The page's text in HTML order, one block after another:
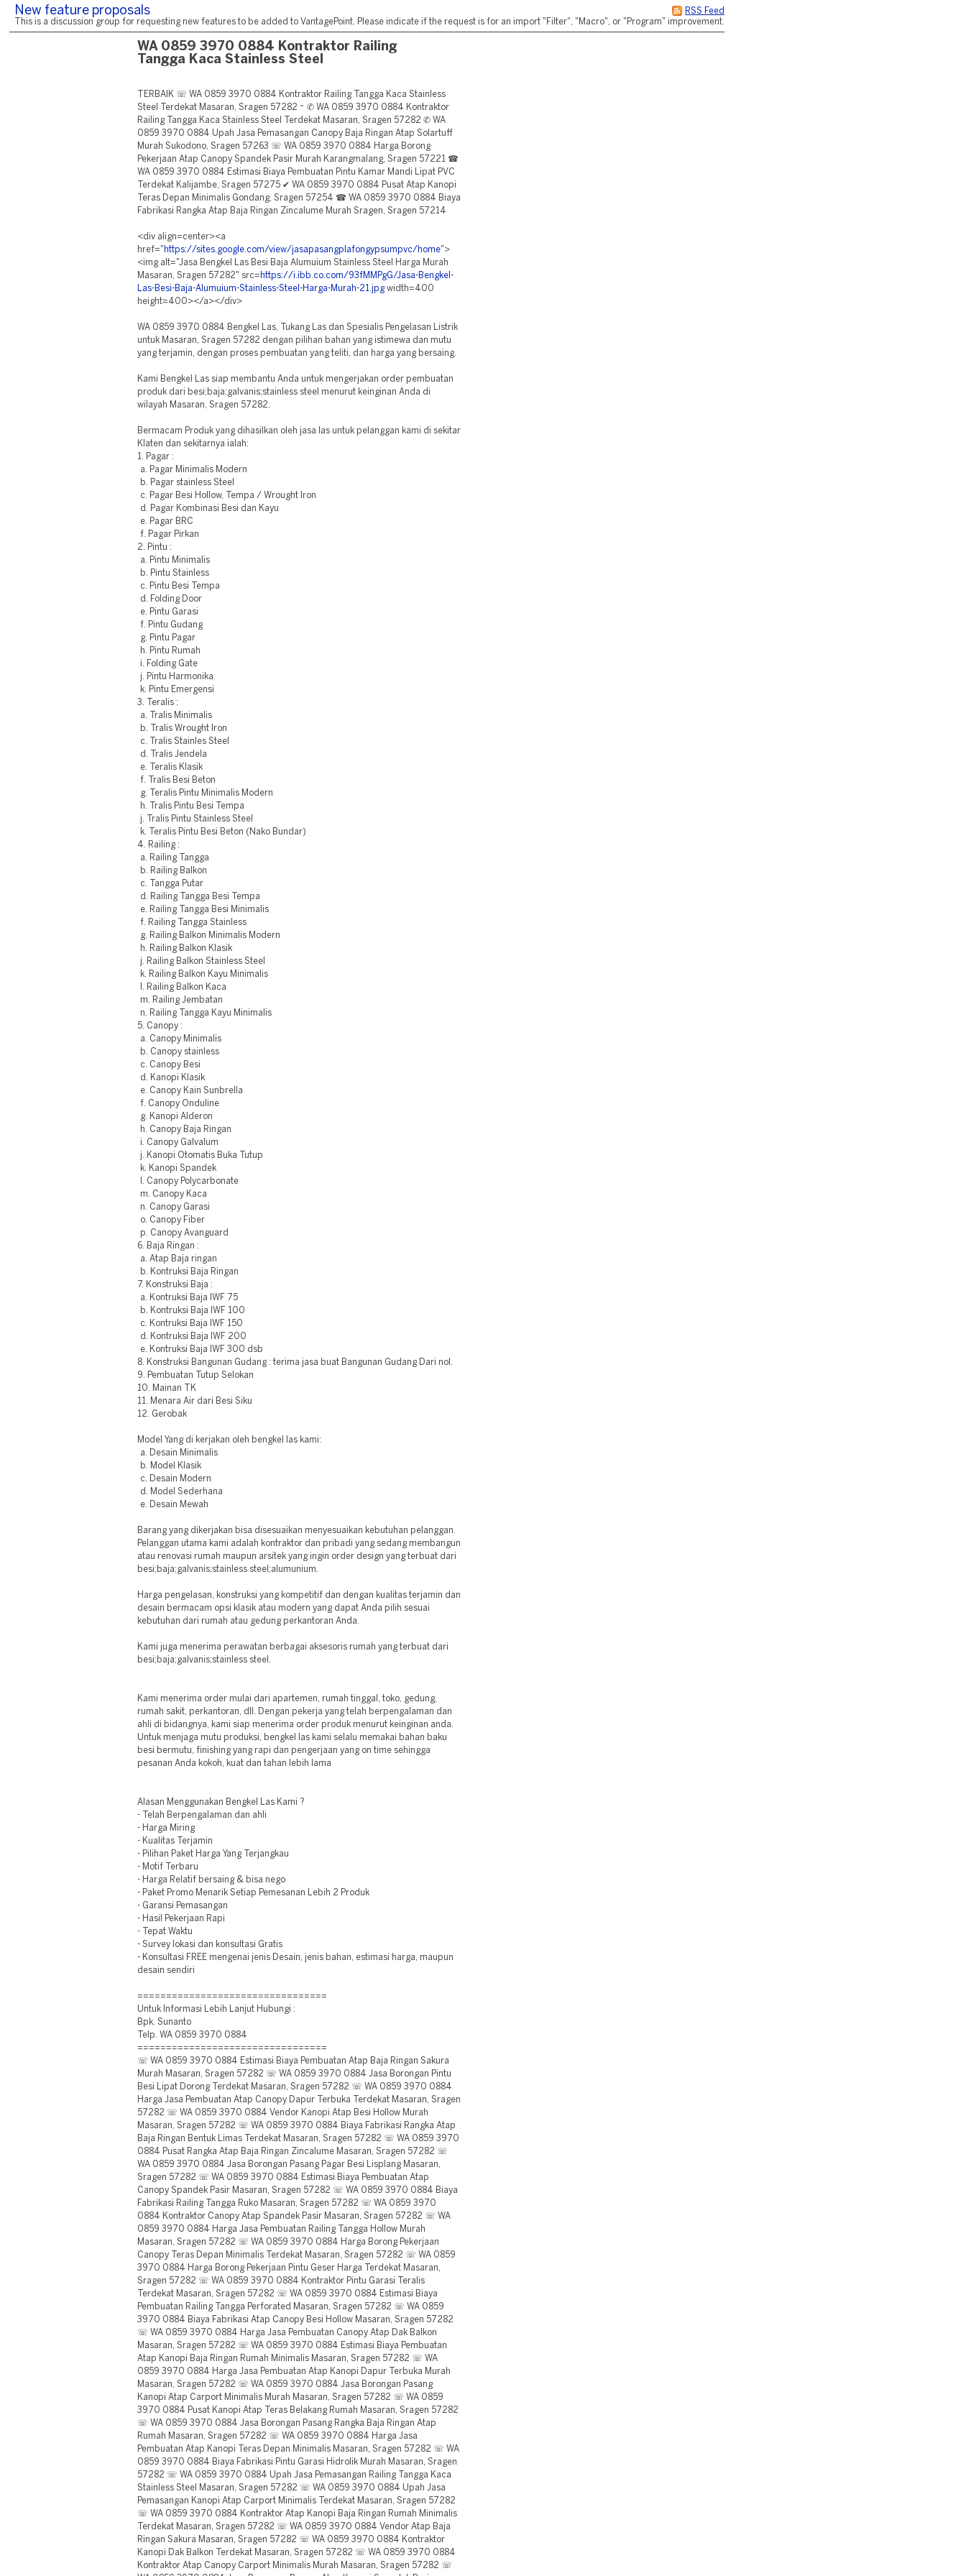
RSS Feed
New feature proposals
This is a discussion group for requesting new features to be added to VantagePoint. Please indicate if the request is for an import "Filter", "Macro", or "Program" improvement.
WA 0859 3970 0884 Kontraktor Railing
Tangga Kaca Stainless Steel
TERBAIK ☏ WA 0859 3970 0884 Kontraktor Railing Tangga Kaca Stainless
Steel Terdekat Masaran, Sragen 57282 ~ ✆ WA 0859 3970 0884 Kontraktor
Railing Tangga Kaca Stainless Steel Terdekat Masaran, Sragen 57282 ✆ WA
0859 3970 0884 Upah Jasa Pemasangan Canopy Baja Ringan Atap Solartuff
Murah Sukodono, Sragen 57263 ☏ WA 0859 3970 0884 Harga Borong
Pekerjaan Atap Canopy Spandek Pasir Murah Karangmalang, Sragen 57221 ☎
WA 0859 3970 0884 Estimasi Biaya Pembuatan Pintu Kamar Mandi Lipat PVC
Terdekat Kalijambe, Sragen 57275 ✔ WA 0859 3970 0884 Pusat Atap Kanopi
Teras Depan Minimalis Gondang, Sragen 57254 ☎ WA 0859 3970 0884 Biaya
Fabrikasi Rangka Atap Baja Ringan Zincalume Murah Sragen, Sragen 57214
<div align=center><a
href=" https://sites.google.com/view/jasapasangplafongypsumpvc/home">
<img alt="Jasa Bengkel Las Besi Baja Alumuium Stainless Steel Harga Murah
Masaran, Sragen 57282" src= https://i.ibb.co.com/93fMMPgG/Jasa-Bengkel-
Las-Besi-Baja-Alumuium-Stainless-Steel-Harga-Murah-21.jpgwidth=400
height=400></a></div>
WA 0859 3970 0884 Bengkel Las, Tukang Las dan Spesialis Pengelasan Listrik
untuk Masaran, Sragen 57282 dengan pilihan bahan yang istimewa dan mutu
yang terjamin, dengan proses pembuatan yang teliti, dan harga yang bersaing.
Kami Bengkel Las siap membantu Anda untuk mengerjakan order pembuatan
produk dari besi;baja;galvanis;stainless steel menurut keinginan Anda di
wilayah Masaran, Sragen 57282.
Bermacam Produk yang dihasilkan oleh jasa las untuk pelanggan kami di sekitar
Klaten dan sekitarnya ialah:
1. Pagar :
a. Pagar Minimalis Modern
b. Pagar stainless Steel
c. Pagar Besi Hollow, Tempa / Wrought Iron
d. Pagar Kombinasi Besi dan Kayu
e. Pagar BRC
f. Pagar Pirkan
2. Pintu :
a. Pintu Minimalis
b. Pintu Stainless
c. Pintu Besi Tempa
d. Folding Door
e. Pintu Garasi
f. Pintu Gudang
g. Pintu Pagar
h. Pintu Rumah
i. Folding Gate
j. Pintu Harmonika
k. Pintu Emergensi
3. Teralis :
a. Tralis Minimalis
b. Tralis Wrought Iron
c. Tralis Stainles Steel
d. Tralis Jendela
e. Teralis Klasik
f. Tralis Besi Beton
g. Teralis Pintu Minimalis Modern
h. Tralis Pintu Besi Tempa
j. Tralis Pintu Stainless Steel
k. Teralis Pintu Besi Beton (Nako Bundar)
4. Railing :
a. Railing Tangga
b. Railing Balkon
c. Tangga Putar
d. Railing Tangga Besi Tempa
e. Railing Tangga Besi Minimalis
f. Railing Tangga Stainless
g. Railing Balkon Minimalis Modern
h. Railing Balkon Klasik
j. Railing Balkon Stainless Steel
k. Railing Balkon Kayu Minimalis
l. Railing Balkon Kaca
m. Railing Jembatan
n. Railing Tangga Kayu Minimalis
5. Canopy :
a. Canopy Minimalis
b. Canopy stainless
c. Canopy Besi
d. Kanopi Klasik
e. Canopy Kain Sunbrella
f. Canopy Onduline
g. Kanopi Alderon
h. Canopy Baja Ringan
i. Canopy Galvalum
j. Kanopi Otomatis Buka Tutup
k. Kanopi Spandek
l. Canopy Polycarbonate
m. Canopy Kaca
n. Canopy Garasi
o. Canopy Fiber
p. Canopy Avanguard
6. Baja Ringan :
a. Atap Baja ringan
b. Kontruksi Baja Ringan
7. Konstruksi Baja :
a. Kontruksi Baja IWF 75
b. Kontruksi Baja IWF 100
c. Kontruksi Baja IWF 150
d. Kontruksi Baja IWF 200
e. Kontruksi Baja IWF 300 dsb
8. Konstruksi Bangunan Gudang : terima jasa buat Bangunan Gudang Dari nol.
9. Pembuatan Tutup Selokan
10. Mainan TK
11. Menara Air dari Besi Siku
12. Gerobak
Model Yang di kerjakan oleh bengkel las kami:
a. Desain Minimalis
b. Model Klasik
c. Desain Modern
d. Model Sederhana
e. Desain Mewah
Barang yang dikerjakan bisa disesuaikan menyesuaikan kebutuhan pelanggan.
Pelanggan utama kami adalah kontraktor dan pribadi yang sedang membangun
atau renovasi rumah maupun arsitek yang ingin order design yang terbuat dari
besi;baja;galvanis;stainless steel;alumunium.
Harga pengelasan, konstruksi yang kompetitif dan dengan kualitas terjamin dan
desain bermacam opsi klasik atau modern yang dapat Anda pilih sesuai
kebutuhan dari rumah atau gedung perkantoran Anda.
Kami juga menerima perawatan berbagai aksesoris rumah yang terbuat dari
besi;baja;galvanis;stainless steel.
Kami menerima order mulai dari apartemen, rumah tinggal, toko, gedung,
rumah sakit, perkantoran, dll. Dengan pekerja yang telah berpengalaman dan
ahli di bidangnya, kami siap menerima order produk menurut keinginan anda.
Untuk menjaga mutu produksi, bengkel las kami selalu memakai bahan baku
besi bermutu, finishing yang rapi dan pengerjaan yang on time sehingga
pesanan Anda kokoh, kuat dan tahan lebih lama
Alasan Menggunakan Bengkel Las Kami ?
- Telah Berpengalaman dan ahli
- Harga Miring
- Kualitas Terjamin
- Pilihan Paket Harga Yang Terjangkau
- Motif Terbaru
- Harga Relatif bersaing & bisa nego
- Paket Promo Menarik Setiap Pemesanan Lebih 2 Produk
- Garansi Pemasangan
- Hasil Pekerjaan Rapi
- Tepat Waktu
- Survey lokasi dan konsultasi Gratis
- Konsultasi FREE mengenai jenis Desain, jenis bahan, estimasi harga, maupun
desain sendiri
=================================
Untuk Informasi Lebih Lanjut Hubungi :
Bpk. Sunanto
Telp. WA 0859 3970 0884
=================================
☏ WA 0859 3970 0884 Estimasi Biaya Pembuatan Atap Baja Ringan Sakura
Murah Masaran, Sragen 57282 ☏ WA 0859 3970 0884 Jasa Borongan Pintu
Besi Lipat Dorong Terdekat Masaran, Sragen 57282 ☏ WA 0859 3970 0884
Harga Jasa Pembuatan Atap Canopy Dapur Terbuka Terdekat Masaran, Sragen
57282 ☏ WA 0859 3970 0884 Vendor Kanopi Atap Besi Hollow Murah
Masaran, Sragen 57282 ☏ WA 0859 3970 0884 Biaya Fabrikasi Rangka Atap
Baja Ringan Bentuk Limas Terdekat Masaran, Sragen 57282 ☏ WA 0859 3970
0884 Pusat Rangka Atap Baja Ringan Zincalume Masaran, Sragen 57282 ☏
WA 0859 3970 0884 Jasa Borongan Pasang Pagar Besi Lisplang Masaran,
Sragen 57282 ☏ WA 0859 3970 0884 Estimasi Biaya Pembuatan Atap
Canopy Spandek Pasir Masaran, Sragen 57282 ☏ WA 0859 3970 0884 Biaya
Fabrikasi Railing Tangga Ruko Masaran, Sragen 57282 ☏ WA 0859 3970
0884 Kontraktor Canopy Atap Spandek Pasir Masaran, Sragen 57282 ☏ WA
0859 3970 0884 Harga Jasa Pembuatan Railing Tangga Hollow Murah
Masaran, Sragen 57282 ☏ WA 0859 3970 0884 Harga Borong Pekerjaan
Canopy Teras Depan Minimalis Terdekat Masaran, Sragen 57282 ☏ WA 0859
3970 0884 Harga Borong Pekerjaan Pintu Geser Harga Terdekat Masaran,
Sragen 57282 ☏ WA 0859 3970 0884 Kontraktor Pintu Garasi Teralis
Terdekat Masaran, Sragen 57282 ☏ WA 0859 3970 0884 Estimasi Biaya
Pembuatan Railing Tangga Perforated Masaran, Sragen 57282 ☏ WA 0859
3970 0884 Biaya Fabrikasi Atap Canopy Besi Hollow Masaran, Sragen 57282
☏ WA 0859 3970 0884 Harga Jasa Pembuatan Canopy Atap Dak Balkon
Masaran, Sragen 57282 ☏ WA 0859 3970 0884 Estimasi Biaya Pembuatan
Atap Kanopi Baja Ringan Rumah Minimalis Masaran, Sragen 57282 ☏ WA
0859 3970 0884 Harga Jasa Pembuatan Atap Kanopi Dapur Terbuka Murah
Masaran, Sragen 57282 ☏ WA 0859 3970 0884 Jasa Borongan Pasang
Kanopi Atap Carport Minimalis Murah Masaran, Sragen 57282 ☏ WA 0859
3970 0884 Pusat Kanopi Atap Teras Belakang Rumah Masaran, Sragen 57282
☏ WA 0859 3970 0884 Jasa Borongan Pasang Rangka Baja Ringan Atap
Rumah Masaran, Sragen 57282 ☏ WA 0859 3970 0884 Harga Jasa
Pembuatan Atap Kanopi Teras Depan Minimalis Masaran, Sragen 57282 ☏ WA
0859 3970 0884 Biaya Fabrikasi Pintu Garasi Hidrolik Murah Masaran, Sragen
57282 ☏ WA 0859 3970 0884 Upah Jasa Pemasangan Railing Tangga Kaca
Stainless Steel Masaran, Sragen 57282 ☏ WA 0859 3970 0884 Upah Jasa
Pemasangan Kanopi Atap Carport Minimalis Terdekat Masaran, Sragen 57282
☏ WA 0859 3970 0884 Kontraktor Atap Kanopi Baja Ringan Rumah Minimalis
Terdekat Masaran, Sragen 57282 ☏ WA 0859 3970 0884 Vendor Atap Baja
Ringan Sakura Masaran, Sragen 57282 ☏ WA 0859 3970 0884 Kontraktor
Kanopi Dak Balkon Terdekat Masaran, Sragen 57282 ☏ WA 0859 3970 0884
Kontraktor Atap Canopy Carport Minimalis Murah Masaran, Sragen 57282 ☏